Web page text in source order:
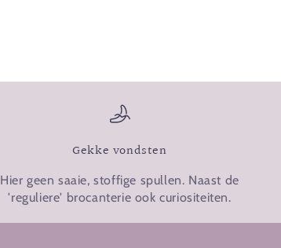
Gekke vondsten
Hier geen saaie, stoffige spullen. Naast de
'reguliere' brocanterie ook curiositeiten.